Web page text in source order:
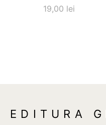
19,00 lei
EDITURA